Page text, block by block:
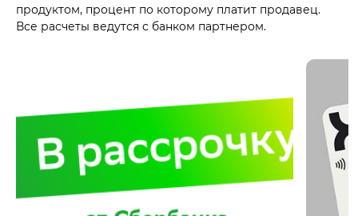
продуктом, процент по которому платит продавец.
Все расчеты ведутся с банком партнером.